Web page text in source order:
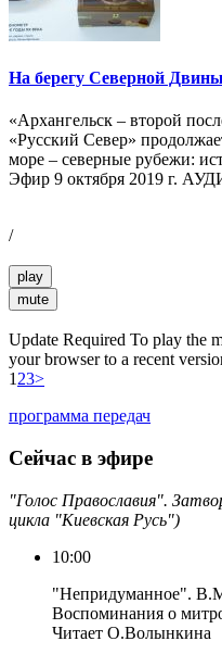
На берегу Северной Двины
«Архангельск – второй
«Русский Север»
море – северные рубежи:
Эфир 9 октября 2019 г.
/
play
mute
Update Required To play the
your browser to a recent
1 23>
программа передач
Сейчас в эфире
"Голос Православия".
цикла "Киевская Русь")
10:00
"Непридуманное".
Воспоминания о
Читает О.Волынкина